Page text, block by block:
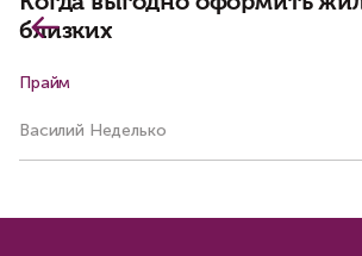
близких
Прайм
Василий Неделько